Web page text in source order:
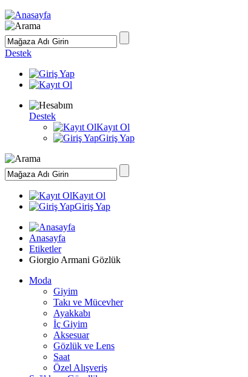
Destek
Destek
Kayıt Ol
Giriş Yap
Kayıt Ol
Giriş Yap
Anasayfa
Etiketler
Giorgio Armani Gözlük
Moda
Giyim
Takı ve Mücevher
Ayakkabı
İç Giyim
Aksesuar
Gözlük ve Lens
Saat
Özel Alışveriş